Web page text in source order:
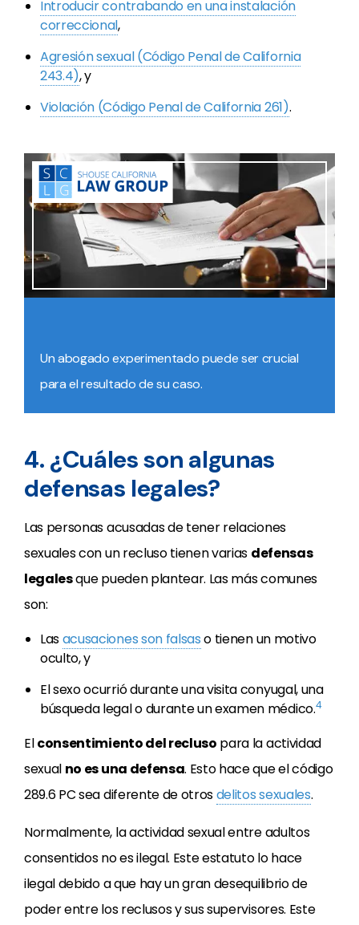
Introducir contrabando en una instalación
correccional,
Agresión sexual (Código Penal de California
243.4), y
Violación (Código Penal de California 261).
Un abogado experimentado puede ser crucial
para el resultado de su caso.
4. ¿Cuáles son algunas
defensas legales?
Las personas acusadas de tener relaciones
sexuales con un recluso tienen varias defensas
legalesque pueden plantear. Las más comunes
son:
Lasacusaciones son falsaso tienen un motivo
oculto, y
El sexo ocurrió durante una visita conyugal, una
búsqueda legal o durante un examen médico.4
Elconsentimiento del recluso para la actividad
sexual no es una defensa. Esto hace que el código
289.6 PC sea diferente de otrosdelitos sexuales.
Normalmente, la actividad sexual entre adultos
consentidos no es ilegal. Este estatuto lo hace
ilegal debido a que hay un gran desequilibrio de
poder entre los reclusos y sus supervisores. Este